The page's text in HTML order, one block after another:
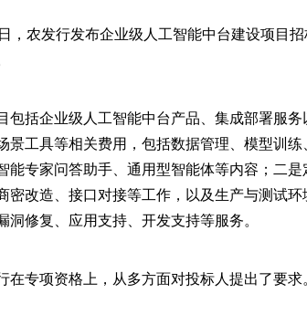
，农发行发布企业级人工智能中台建设项目
包括企业级人工智能中台产品、集成部署服
景工具等相关费用，包括数据管理、模型训
能专家问答助手、通用型智能体等内容；二
密改造、接口对接等工作，以及生产与测试
洞修复、应用支持、开发支持等服务。
在专项资格上，从多方面对投标人提出了要求。